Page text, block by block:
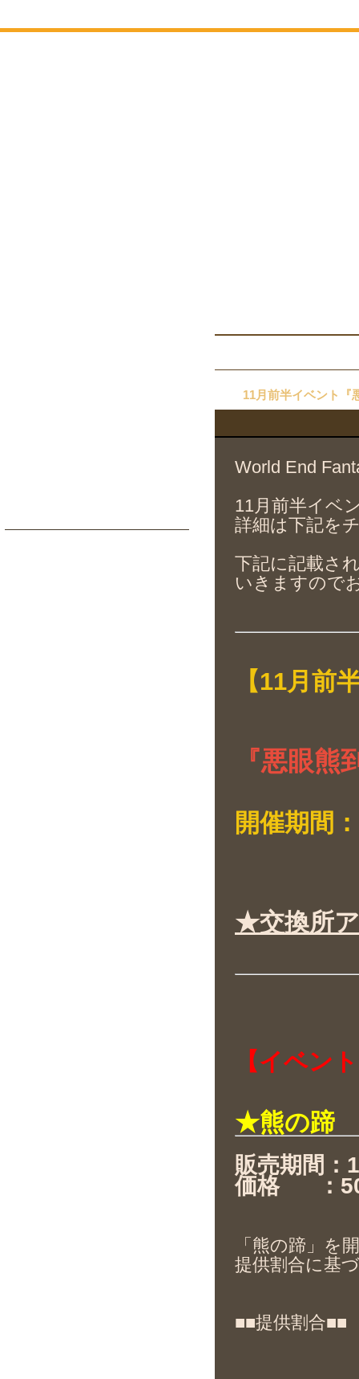
11月前半イベント『
World End
11月前半イベ
詳細は下記を
下記に記載さ
いきますので
【11月前
『悪眼熊
開催期間
★交換所
【イベン
★熊の蹄
販売期間：
価格 ：
「熊の蹄」を
提供割合に基
■■提供割合■■